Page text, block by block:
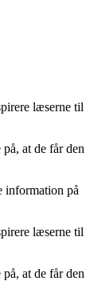
læserne til
at de får den
information på
læserne til
at de får den